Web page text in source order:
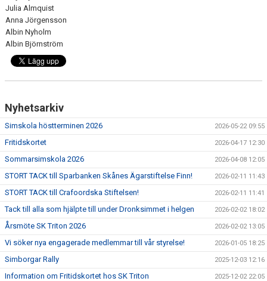
Julia Almquist
Anna Jörgensson
Albin Nyholm
Albin Björnström
Nyhetsarkiv
Simskola höstterminen 2026 2026-05-22 09:55
Fritidskortet 2026-04-17 12:30
Sommarsimskola 2026 2026-04-08 12:05
STORT TACK till Sparbanken Skånes Ägarstiftelse Finn! 2026-02-11 11:43
STORT TACK till Crafoordska Stiftelsen! 2026-02-11 11:41
Tack till alla som hjälpte till under Dronksimmet i helgen 2026-02-02 18:02
Årsmöte SK Triton 2026 2026-02-02 13:05
Vi söker nya engagerade medlemmar till vår styrelse! 2026-01-05 18:25
Simborgar Rally 2025-12-03 12:16
Information om Fritidskortet hos SK Triton 2025-12-02 22:05